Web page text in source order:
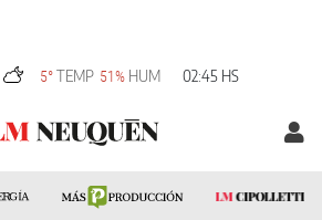
5° TEMP 51% HUM 02:45 HS